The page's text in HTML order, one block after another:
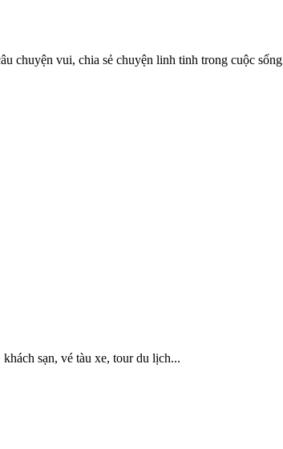
chuyện vui, chia sẻ chuyện linh tinh trong cuộc sống
sạn, vé tàu xe, tour du lịch...